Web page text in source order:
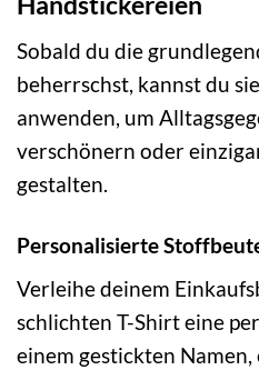
Sobald du die
beherrschst, kannst du
anwenden, um
verschönern oder
gestalten.
Personalisierte
Verleihe deinem
schlichten T-Shirt eine
einem gestickten